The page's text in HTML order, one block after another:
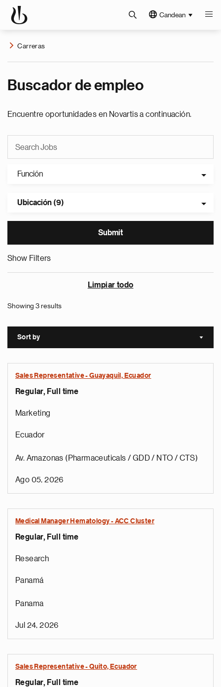
Candean
Carreras
Buscador de empleo
Encuentre oportunidades en Novartis a continuación.
Función
Ubicación (9)
Show Filters
Limpiar todo
Showing 3 results
Sort by Sort
Sales Representative - Guayaquil, Ecuador
Regular, Full time
Marketing
Ecuador
Av. Amazonas (Pharmaceuticals / GDD / NTO / CTS)
Ago 05, 2026
Medical Manager Hematology - ACC Cluster
Regular, Full time
Research
Panamá
Panama
Jul 24, 2026
Sales Representative - Quito, Ecuador
Regular, Full time